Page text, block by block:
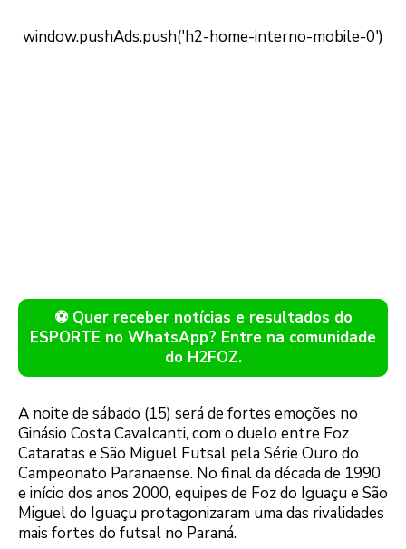
⚽ Quer receber notícias e resultados do
ESPORTE no WhatsApp? Entre na comunidade
do H2FOZ.
A noite de sábado (15) será de fortes emoções no
Ginásio Costa Cavalcanti, com o duelo entre Foz
Cataratas e São Miguel Futsal pela Série Ouro do
Campeonato Paranaense. No final da década de 1990
e início dos anos 2000, equipes de Foz do Iguaçu e São
Miguel do Iguaçu protagonizaram uma das rivalidades
mais fortes do futsal no Paraná.